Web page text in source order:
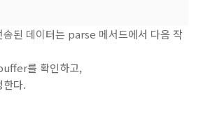
된 데이터는 parse 메서드에서 다음 작
를 확인하고,
다.